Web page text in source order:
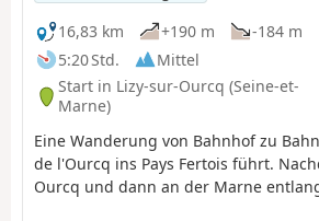
16,83 km
+190 m
-184 m
5:20 Std.
Mittel
Start in Lizy-sur-Ourcq (Seine-et-
Marne)
Eine Wanderung von Bahnhof zu
de l'Ourcq ins Pays Fertois führt.
Ourcq und dann an der Marne